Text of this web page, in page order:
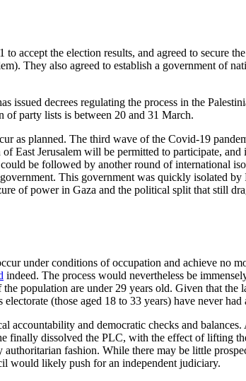
to accept the election results, and agreed to secure
They also agreed to establish a government of
issued decrees regu­lating the process in the
of party lists is between 20 and 31 March.
as planned. The third wave of the Covid-19
East Jerusalem will be permitted to participate,
be followed by another round of international
This gov­ernment was quickly isolated
of power in Gaza and the political split that still
under conditions of occupation and achieve no
indeed. The process would nevertheless be
population are under 29 years old. Given that the
electorate (those aged 18 to 33 years) have never
accountability and demo­cratic checks and
finally dissolved the PLC, with the effect of lifting
fashion. While there may be little
would likely push for an independent judiciary.